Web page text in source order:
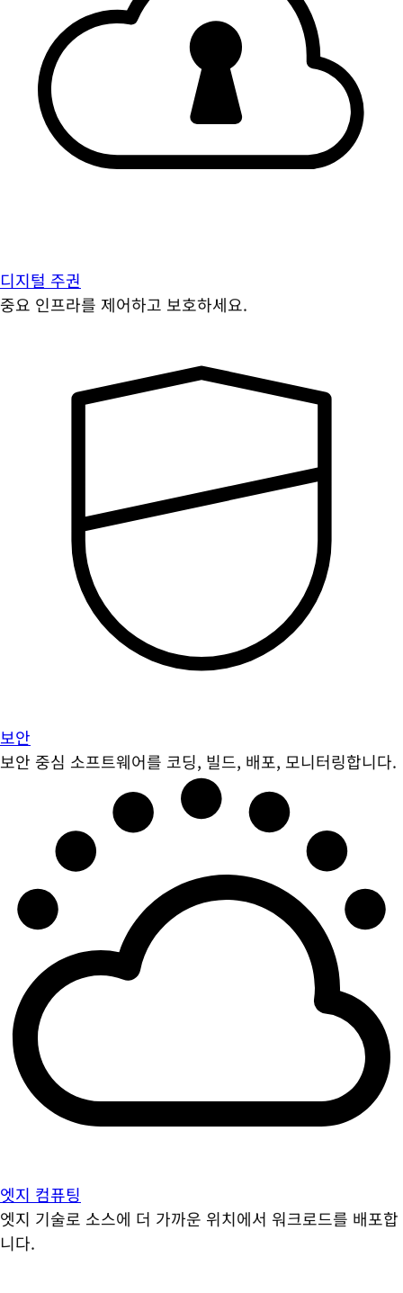
디지털 주권
중요 인프라를 제어하고 보호하세요.
보안
보안 중심 소프트웨어를 코딩, 빌드, 배포, 모니터링합니다.
엣지 컴퓨팅
엣지 기술로 소스에 더 가까운 위치에서 워크로드를 배포합
니다.